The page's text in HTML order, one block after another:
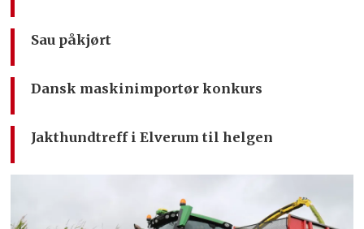
Sau påkjørt
Dansk maskinimportør konkurs
Jakthundtreff i Elverum til helgen